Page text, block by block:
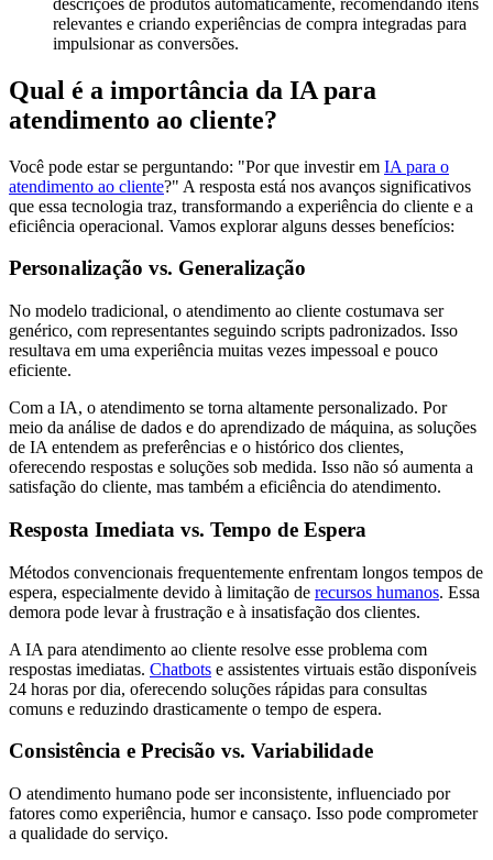
relevantes e criando experiências de compra integradas para
impulsionar as conversões.
Qual é a importância da IA para
atendimento ao cliente?
Você pode estar se perguntando: "Por que investir em IA para o
atendimento ao cliente?" A resposta está nos avanços significativos
que essa tecnologia traz, transformando a experiência do cliente e a
eficiência operacional. Vamos explorar alguns desses benefícios:
Personalização vs. Generalização
No modelo tradicional, o atendimento ao cliente costumava ser
genérico, com representantes seguindo scripts padronizados. Isso
resultava em uma experiência muitas vezes impessoal e pouco
eficiente.
Com a IA, o atendimento se torna altamente personalizado. Por
meio da análise de dados e do aprendizado de máquina, as soluções
de IA entendem as preferências e o histórico dos clientes,
oferecendo respostas e soluções sob medida. Isso não só aumenta a
satisfação do cliente, mas também a eficiência do atendimento.
Resposta Imediata vs. Tempo de Espera
Métodos convencionais frequentemente enfrentam longos tempos de
espera, especialmente devido à limitação de recursos humanos. Essa
demora pode levar à frustração e à insatisfação dos clientes.
A IA para atendimento ao cliente resolve esse problema com
respostas imediatas. Chatbots e assistentes virtuais estão disponíveis
24 horas por dia, oferecendo soluções rápidas para consultas
comuns e reduzindo drasticamente o tempo de espera.
Consistência e Precisão vs. Variabilidade
O atendimento humano pode ser inconsistente, influenciado por
fatores como experiência, humor e cansaço. Isso pode comprometer
a qualidade do serviço.